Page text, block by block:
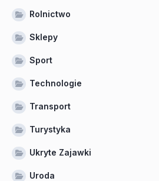
Rolnictwo
Sklepy
Sport
Technologie
Transport
Turystyka
Ukryte Zajawki
Uroda